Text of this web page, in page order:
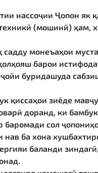
нассоҷии Ҷопон як
(мошинӣ) ҳам,
монеъаҳои
барои
буридашуда
қиссаҳои зиёде
доранд, ки
баромади сол
нав ба хона
баланди